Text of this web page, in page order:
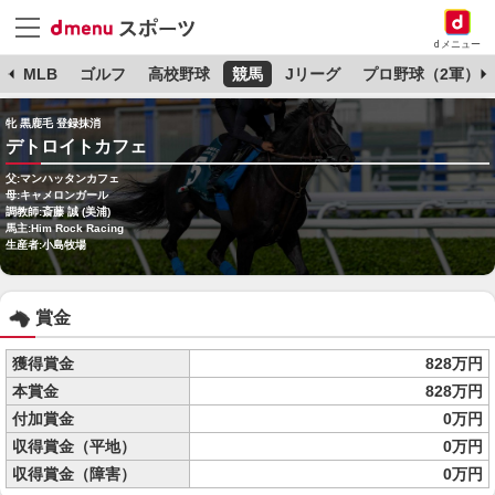
dメニュー
MLB ゴルフ 高校野球 競馬 Jリーグ プロ野球（2軍）
牝 黒鹿毛 登録抹消
デトロイトカフェ
父:マンハッタンカフェ
母:キャメロンガール
調教師:斎藤 誠 (美浦)
馬主:Him Rock Racing
生産者:小島牧場
賞金
獲得賞金
828万円
本賞金
828万円
付加賞金
0万円
収得賞金（平地）
0万円
収得賞金（障害）
0万円